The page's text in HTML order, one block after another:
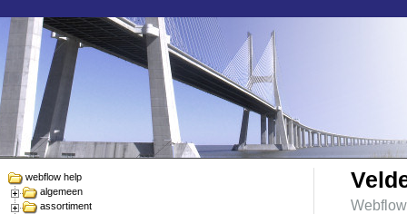
webflow help
algemeen
assortiment
Webflow